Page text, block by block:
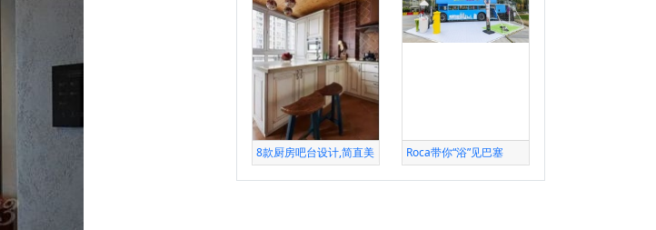
8款厨房吧台设计,简直美 Roca带你“浴”见巴塞